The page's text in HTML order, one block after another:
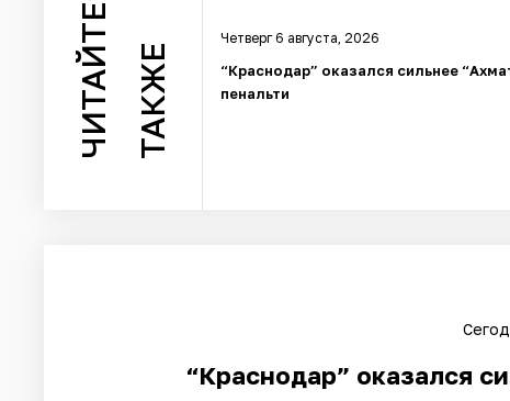
ЧИТАЙТЕ ТАКЖЕ
Четверг 6 августа, 2026
“Краснодар” оказался сильнее
пенальти
“Краснодар” оказался